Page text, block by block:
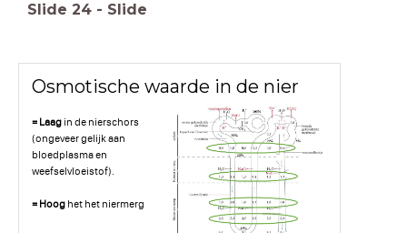
Slide 24 - Slide
Osmotische waarde in de nier
= Laagin de nierschors
(ongeveer gelijk aan
bloedplasma en
weefselvloeistof).
= Hooghet het niermerg